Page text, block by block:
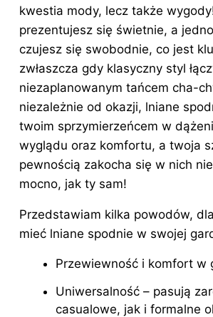
kwestia mody, lecz także
prezentujesz się świetnie, a
czujesz się swobodnie, co jest
zwłaszcza gdy klasyczny styl
niezaplanowanym tańcem cha-
niezależnie od okazji, lniane
twoim sprzymierzeńcem w
wyglądu oraz komfortu, a twoja
pewnością zakocha się w nich
mocno, jak ty sam!
Przedstawiam kilka powodów,
mieć lniane spodnie w swojej
Przewiewność i komfort w
Uniwersalność – pasują
casualowe, jak i formalne